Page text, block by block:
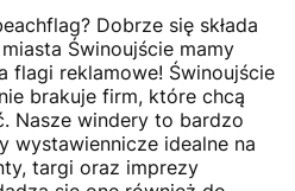
Dobrze się składa
Świnoujście mamy
flagi reklamowe! Świnoujście
brakuje firm, które chcą
Nasze windery to bardzo
wystawiennicze idealne na
targi oraz imprezy